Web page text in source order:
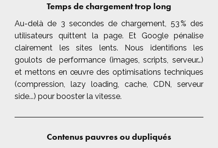
Temps de chargement trop long
Au-delà de 3 secondes de chargement, 53 % des
utilisateurs quittent la page. Et Google pénalise
clairement les sites lents. Nous identifions les
goulots de performance (images, scripts, serveur…)
et mettons en œuvre des optimisations techniques
(compression, lazy loading, cache, CDN, serveur
side...) pour booster la vitesse.
Contenus pauvres ou dupliqués